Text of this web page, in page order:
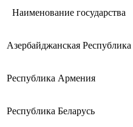
Наименование государства
Азербайджанская Республика
Республика Армения
Республика Беларусь